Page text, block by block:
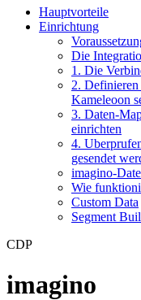
Hauptvorteile
Einrichtung
Die
1. Die
2. Definieren
Kameleoon
3. Daten-
einrichten
4.
gesendet
imagino-
Wie
Custom Data
Segment
CDP
imagino